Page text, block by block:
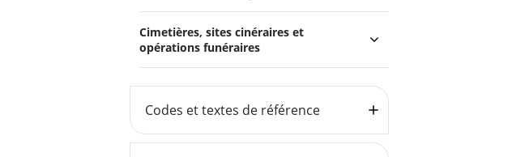
Cimetières, sites cinéraires et
opérations funéraires
Codes et textes de référence